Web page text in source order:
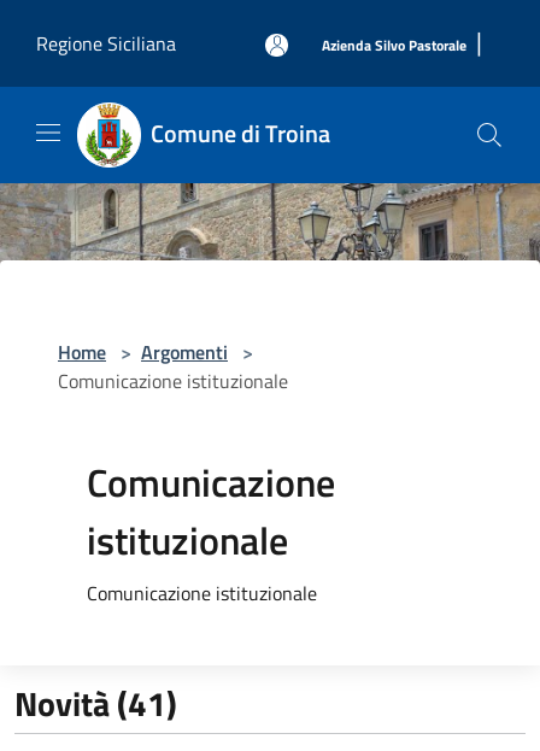
Regione Siciliana
Azienda Silvo Pastorale |
Comune di Troina
Home > Argomenti >
Comunicazione istituzionale
Comunicazione
istituzionale
Comunicazione istituzionale
Novità (41)